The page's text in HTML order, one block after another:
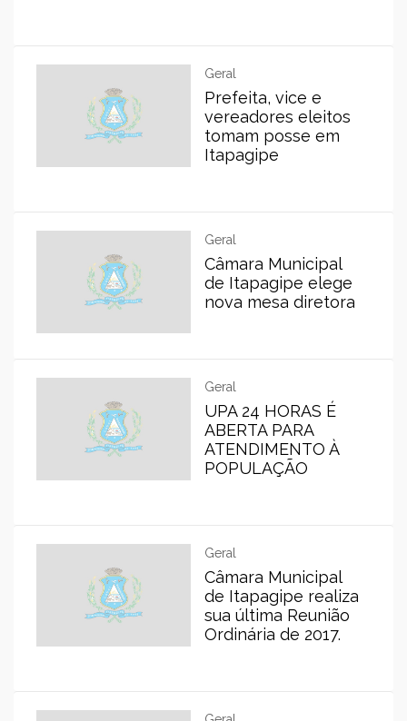
Geral
Prefeita, vice e
vereadores eleitos
tomam posse em
Itapagipe
Geral
Câmara Municipal
de Itapagipe elege
nova mesa diretora
Geral
UPA 24 HORAS É
ABERTA PARA
ATENDIMENTO À
POPULAÇÃO
Geral
Câmara Municipal
de Itapagipe realiza
sua última Reunião
Ordinária de 2017.